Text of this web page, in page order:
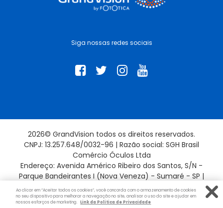
Siga nossas redes sociais
2026© GrandVision todos os direitos reservados.
CNPJ: 13.257.648/0032-96 | Razão social: SGH Brasil
Comércio Óculos Ltda
Endereço: Avenida Américo Ribeiro dos Santos, S/N -
Parque Bandeirantes I (Nova Veneza) - Sumaré - SP |
13181-715
Ao clicar em “Aceitar todos os cookies”, você concorda com o armazenamento de cookies
no seu dispositivo para melhorar a navegação no site, analisar o uso do site e ajudar em
nossos esforços de marketing. Link da Politica de Privacidade